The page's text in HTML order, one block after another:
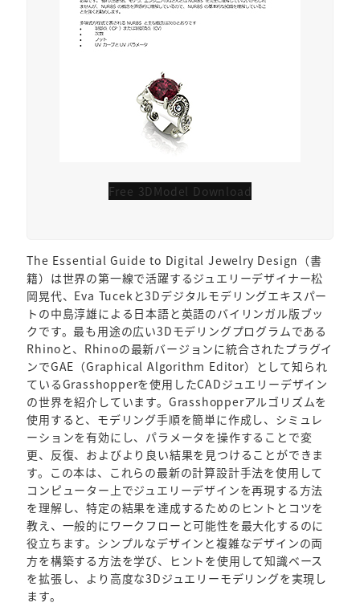
Free 3DModel Download
The Essential Guide to Digital Jewelry Design（書
籍）は世界の第一線で活躍するジュエリーデザイナー松
岡晃代、Eva Tucekと3Dデジタルモデリングエキスパー
トの中島淳雄による日本語と英語のバイリンガル版ブッ
クです。最も用途の広い3Dモデリングプログラムである
Rhinoと、Rhinoの最新バージョンに統合されたプラグイ
ンでGAE（Graphical Algorithm Editor）として知られ
ているGrasshopperを使用したCADジュエリーデザイン
の世界を紹介しています。Grasshopperアルゴリズムを
使用すると、モデリング手順を簡単に作成し、シミュレ
ーションを有効にし、パラメータを操作することで変
更、反復、およびより良い結果を見つけることができま
す。この本は、これらの最新の計算設計手法を使用して
コンピューター上でジュエリーデザインを再現する方法
を理解し、特定の結果を達成するためのヒントとコツを
教え、一般的にワークフローと可能性を最大化するのに
役立ちます。シンプルなデザインと複雑なデザインの両
方を構築する方法を学び、ヒントを使用して知識ベース
を拡張し、より高度な3Dジュエリーモデリングを実現し
ます。